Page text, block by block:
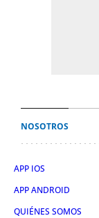
NOSOTROS
APP IOS
APP ANDROID
QUIÉNES SOMOS